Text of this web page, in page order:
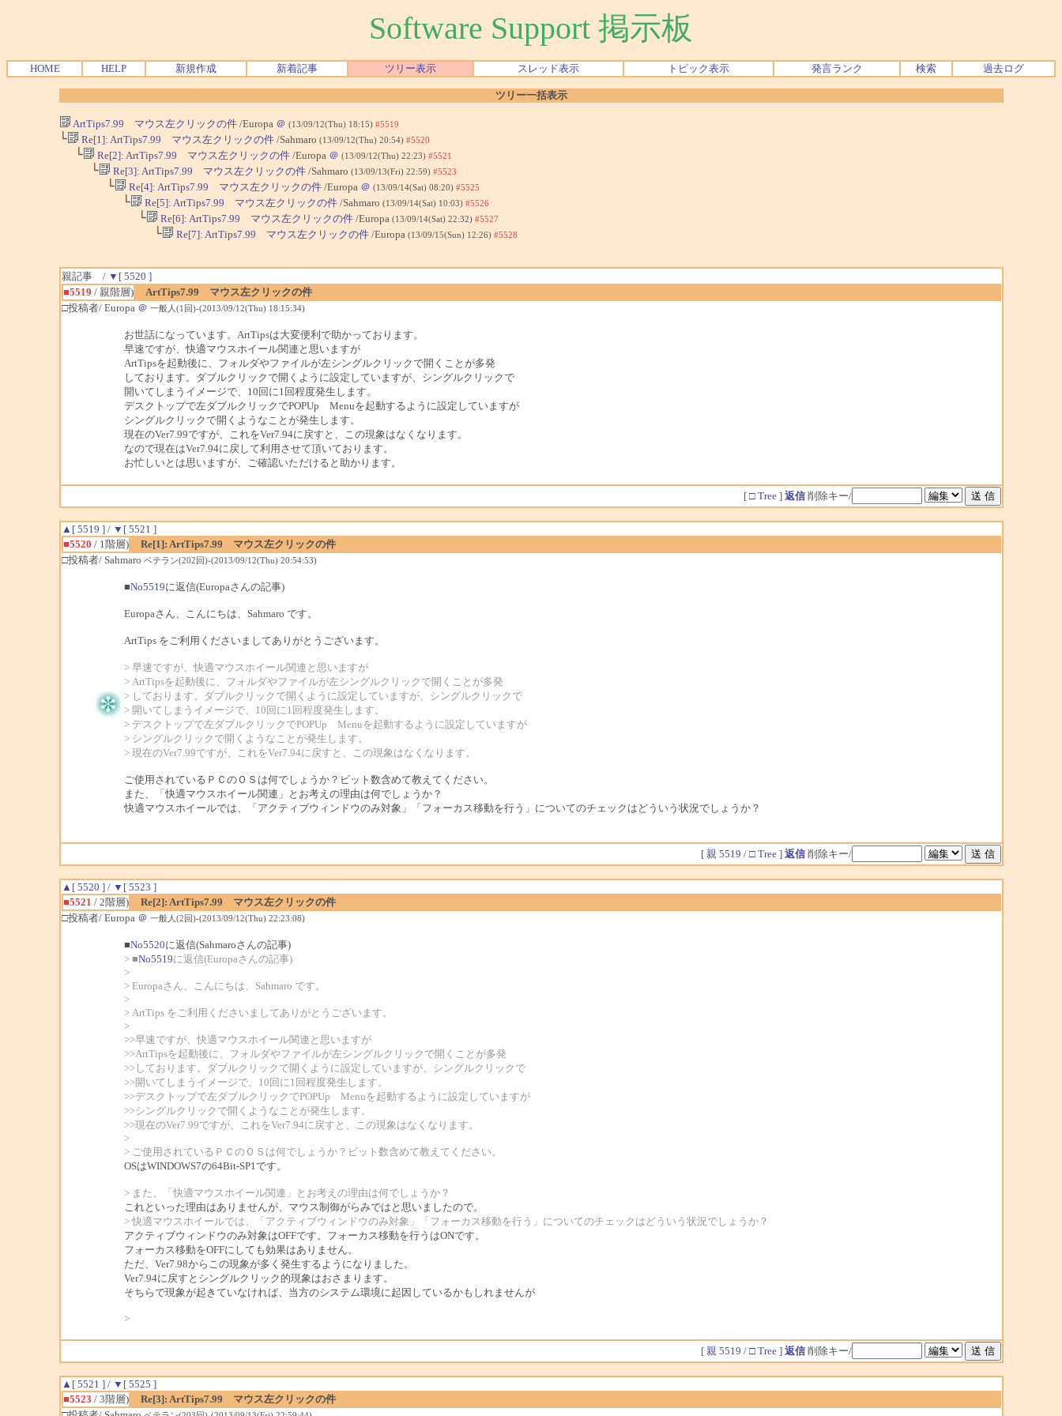
Software Support 掲示板
HOME HELP 新規作成 新着記事 ツリー表示 スレッド表示 トピック表示 発言ランク 検索 過去ログ
ツリー一括表示
ArtTips7.99 マウス左クリックの件/Europa ＠ (13/09/12(Thu) 18:15) #5519
└ Re[1]: ArtTips7.99 マウス左クリックの件/Sahmaro (13/09/12(Thu) 20:54) #5520
└ Re[2]: ArtTips7.99 マウス左クリックの件/Europa ＠ (13/09/12(Thu) 22:23) #5521
└ Re[3]: ArtTips7.99 マウス左クリックの件/Sahmaro (13/09/13(Fri) 22:59) #5523
└ Re[4]: ArtTips7.99 マウス左クリックの件/Europa ＠ (13/09/14(Sat) 08:20) #5525
└ Re[5]: ArtTips7.99 マウス左クリックの件/Sahmaro (13/09/14(Sat) 10:03) #5526
└ Re[6]: ArtTips7.99 マウス左クリックの件/Europa (13/09/14(Sat) 22:32) #5527
└ Re[7]: ArtTips7.99 マウス左クリックの件/Europa (13/09/15(Sun) 12:26) #5528
親記事 / ▼[ 5520 ]
■5519 / 親階層)
ArtTips7.99 マウス左クリックの件
□投稿者/ Europa ＠ 一般人(1回)-(2013/09/12(Thu) 18:15:34)
お世話になっています。ArtTipsは大変便利で助かっております。
早速ですが、快適マウスホイール関連と思いますが
ArtTipsを起動後に、フォルダやファイルが左シングルクリックで開くことが多発
しております。ダブルクリックで開くように設定していますが、シングルクリックで
開いてしまうイメージで、10回に1回程度発生します。
デスクトップで左ダブルクリックでPOPUp Menuを起動するように設定していますが
シングルクリックで開くようなことが発生します。
現在のVer7.99ですが、これをVer7.94に戻すと、この現象はなくなります。
なので現在はVer7.94に戻して利用させて頂いております。
お忙しいとは思いますが、ご確認いただけると助かります。
[ □ Tree] 返信 削除キー/
▲[ 5519 ]/ ▼[ 5521 ]
■5520 / 1階層)
Re[1]: ArtTips7.99 マウス左クリックの件
□投稿者/ Sahmaro ベテラン(202回)-(2013/09/12(Thu) 20:54:53)
■No5519に返信(Europaさんの記事)
Europaさん、こんにちは、Sahmaro です。
ArtTips をご利用くださいましてありがとうございます。
> 早速ですが、快適マウスホイール関連と思いますが
> ArtTipsを起動後に、フォルダやファイルが左シングルクリックで開くことが多発
> しております。ダブルクリックで開くように設定していますが、シングルクリックで
> 開いてしまうイメージで、10回に1回程度発生します。
> デスクトップで左ダブルクリックでPOPUp Menuを起動するように設定していますが
> シングルクリックで開くようなことが発生します。
> 現在のVer7.99ですが、これをVer7.94に戻すと、この現象はなくなります。
ご使用されているＰＣのＯＳは何でしょうか？ビット数含めて教えてください。
また、「快適マウスホイール関連」とお考えの理由は何でしょうか？
快適マウスホイールでは、「アクティブウィンドウのみ対象」「フォーカス移動を行う」についてのチェックはどういう状況でしょうか？
[ 親 5519 / □ Tree] 返信 削除キー/
▲[ 5520 ]/ ▼[ 5523 ]
■5521 / 2階層)
Re[2]: ArtTips7.99 マウス左クリックの件
□投稿者/ Europa ＠ 一般人(2回)-(2013/09/12(Thu) 22:23:08)
■No5520に返信(Sahmaroさんの記事)
> ■No5519に返信(Europaさんの記事)
>
> Europaさん、こんにちは、Sahmaro です。
>
> ArtTips をご利用くださいましてありがとうございます。
>
>>早速ですが、快適マウスホイール関連と思いますが
>>ArtTipsを起動後に、フォルダやファイルが左シングルクリックで開くことが多発
>>しております。ダブルクリックで開くように設定していますが、シングルクリックで
>>開いてしまうイメージで、10回に1回程度発生します。
>>デスクトップで左ダブルクリックでPOPUp Menuを起動するように設定していますが
>>シングルクリックで開くようなことが発生します。
>>現在のVer7.99ですが、これをVer7.94に戻すと、この現象はなくなります。
>
> ご使用されているＰＣのＯＳは何でしょうか？ビット数含めて教えてください。
OSはWINDOWS7の64Bit-SP1です。
> また、「快適マウスホイール関連」とお考えの理由は何でしょうか？
これといった理由はありませんが、マウス制御がらみではと思いましたので。
> 快適マウスホイールでは、「アクティブウィンドウのみ対象」「フォーカス移動を行う」についてのチェックはどういう状況でしょうか？
アクティブウィンドウのみ対象はOFFです。フォーカス移動を行うはONです。
フォーカス移動をOFFにしても効果はありません。
ただ、Ver7.98からこの現象が多く発生するようになりました。
Ver7.94に戻すとシングルクリック的現象はおさまります。
そちらで現象が起きていなければ、当方のシステム環境に起因しているかもしれませんが
>
[ 親 5519 / □ Tree] 返信 削除キー/
▲[ 5521 ]/ ▼[ 5525 ]
■5523 / 3階層)
Re[3]: ArtTips7.99 マウス左クリックの件